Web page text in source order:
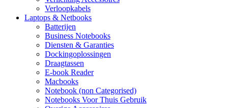
Verloopkabels
Laptops & Netbooks
Batterijen
Business Notebooks
Diensten & Garanties
Dockingoplossingen
Draagtassen
E-book Reader
Macbooks
Notebook (non Categorised)
Notebooks Voor Thuis Gebruik